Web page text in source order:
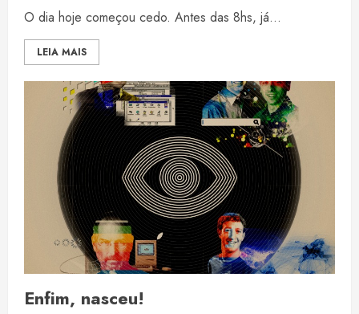
O dia hoje começou cedo. Antes das 8hs, já...
LEIA MAIS
Enfim, nasceu!